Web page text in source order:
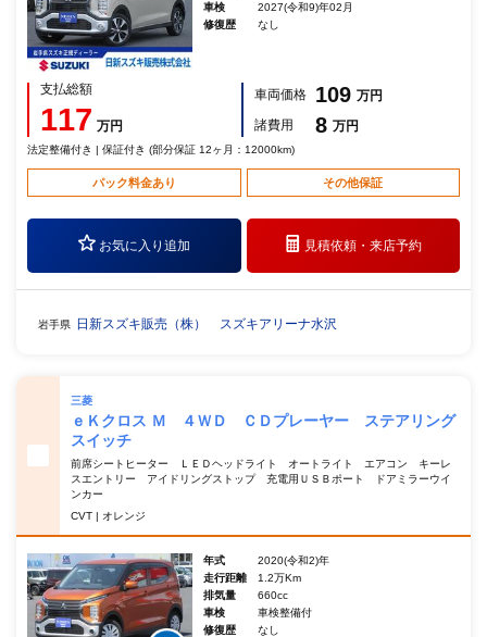
車検
2027(令和9)年02月
修復歴
なし
支払総額
117 万円
車両価格 109 万円
諸費用
8 万円
法定整備付き | 保証付き (部分保証 12ヶ月：12000km)
パック料金あり その他保証
お気に入り追加 見積依頼・来店予約
岩手県 日新スズキ販売（株） スズキアリーナ水沢
三菱
ｅＫクロス Ｍ ４ＷＤ ＣＤプレーヤー ステアリング
スイッチ
前席シートヒーター ＬＥＤヘッドライト オートライト エアコン キーレ
スエントリー アイドリングストップ 充電用ＵＳＢポート ドアミラーウイ
ンカー
CVT | オレンジ
年式
2020(令和2)年
走行距離
1.2万Km
排気量
660cc
車検
車検整備付
修復歴
なし